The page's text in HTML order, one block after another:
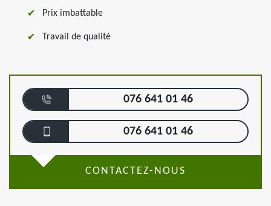
Prix imbattable
Travail de qualité
076 641 01 46
076 641 01 46
CONTACTEZ-NOUS